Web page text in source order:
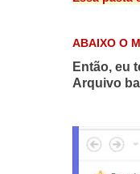
ABAIXO O
Então, eu
Arquivo